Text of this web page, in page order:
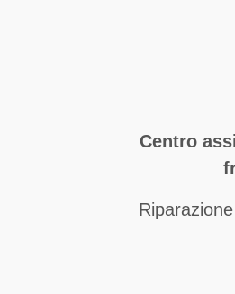
Centro